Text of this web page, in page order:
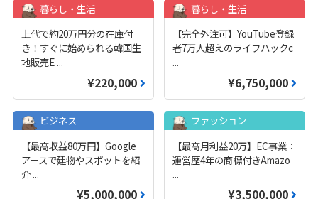
暮らし・生活
上代で約20万円分の在庫付
き！すぐに始められる韓国生
地販売E ...
¥220,000
暮らし・生活
【完全外注可】YouTube登録
者7万人超えのライフハックc
...
¥6,750,000
ビジネス
【最高収益80万円】Google
アースで建物やスポットを紹
介 ...
¥5,000,000
ファッション
【最高月利益20万】EC事業：
運営歴4年の商標付きAmazo
...
¥3,500,000